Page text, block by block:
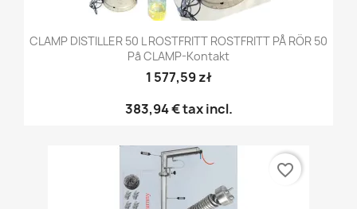
CLAMP DISTILLER 50 L ROSTFRITT ROSTFRITT PÅ RÖR 50
På CLAMP-Kontakt
1 577,59 zł
383,94 €tax incl.
favorite_border